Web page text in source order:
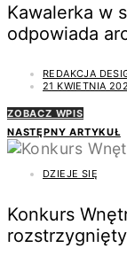
Kawalerka w
odpowiada
REDAKCJA
21 KWIETNIA
ZOBACZ WPIS
NASTĘPNY ARTYKUŁ
DZIEJE SIĘ
Konkurs